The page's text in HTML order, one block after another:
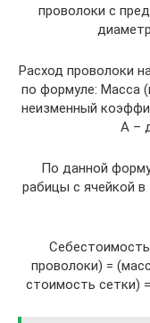
проволоки с
Расход проволоки
по формуле: Масса
неизменный
А –
По данной
рабицы с ячейкой в
проволоки) =
стоимость сетки)